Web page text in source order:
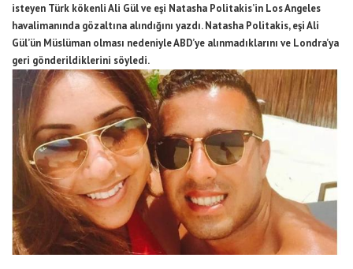
isteyen Türk kökenli Ali Gül ve eşi Natasha Politakis’in Los Angeles
havalimanında gözaltına alındığını yazdı. Natasha Politakis, eşi Ali
Gül’ün Müslüman olması nedeniyle ABD’ye alınmadıklarını ve Londra’ya
geri gönderildiklerini söyledi.